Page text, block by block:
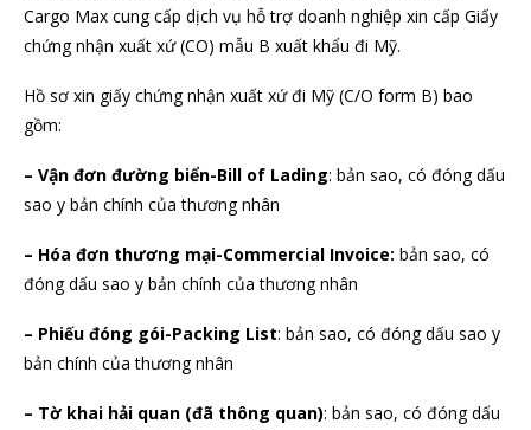
Cargo Max cung cấp dịch vụ hỗ trợ doanh nghiệp xin cấp Giấy
chứng nhận xuất xứ (CO) mẫu B xuất khẩu đi Mỹ.
Hồ sơ xin giấy chứng nhận xuất xứ đi Mỹ (C/O form B) bao
gồm:
– Vận đơn đường biển-Bill of Lading: bản sao, có đóng dấu
sao y bản chính của thương nhân
– Hóa đơn thương mại-Commercial Invoice: bản sao, có
đóng dấu sao y bản chính của thương nhân
– Phiếu đóng gói-Packing List: bản sao, có đóng dấu sao y
bản chính của thương nhân
– Tờ khai hải quan (đã thông quan): bản sao, có đóng dấu